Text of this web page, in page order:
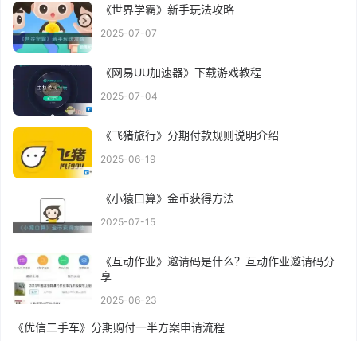
《世界学霸》新手玩法攻略
2025-07-07
《网易UU加速器》下载游戏教程
2025-07-04
《飞猪旅行》分期付款规则说明介绍
2025-06-19
《小猿口算》金币获得方法
2025-07-15
《互动作业》邀请码是什么？互动作业邀请码分
享
2025-06-23
《优信二手车》分期购付一半方案申请流程